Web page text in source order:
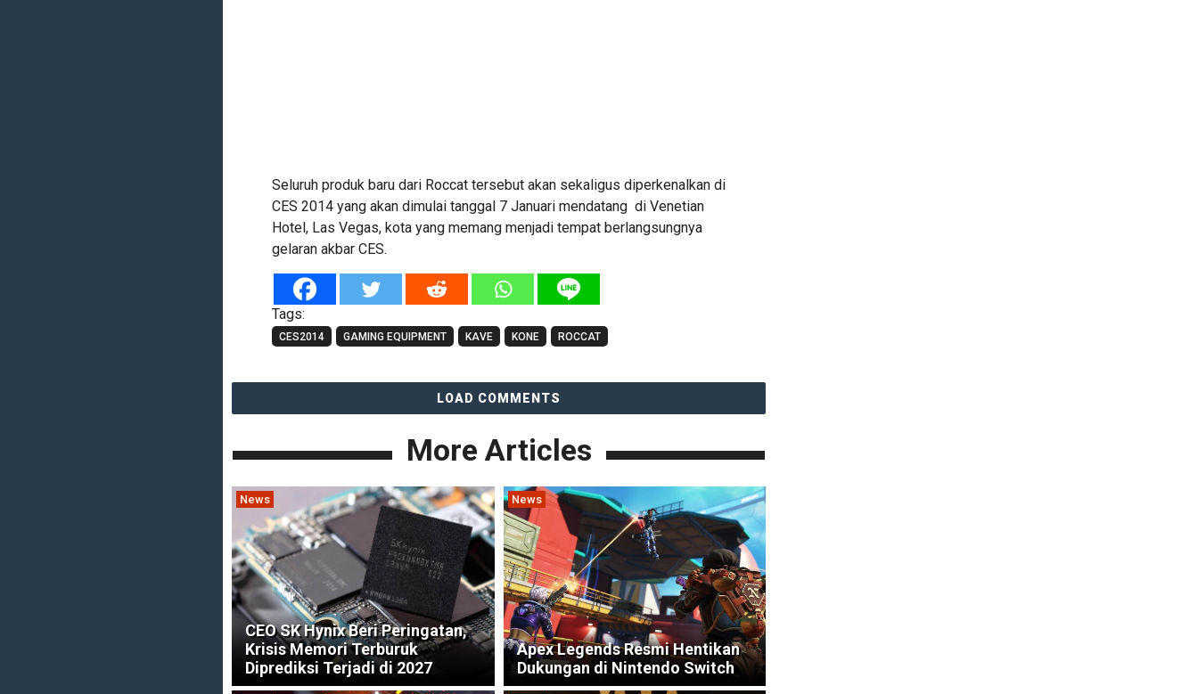
Seluruh produk baru dari Roccat tersebut akan sekaligus diperkenalkan di
CES 2014 yang akan dimulai tanggal 7 Januari mendatang di Venetian
Hotel, Las Vegas, kota yang memang menjadi tempat berlangsungnya
gelaran akbar CES.
Tags:
CES2014 GAMING EQUIPMENT KAVE KONE ROCCAT
LOAD COMMENTS
More Articles
News
CEO SK Hynix Beri Peringatan,
Krisis Memori Terburuk
Diprediksi Terjadi di 2027
News
Apex Legends Resmi Hentikan
Dukungan di Nintendo Switch